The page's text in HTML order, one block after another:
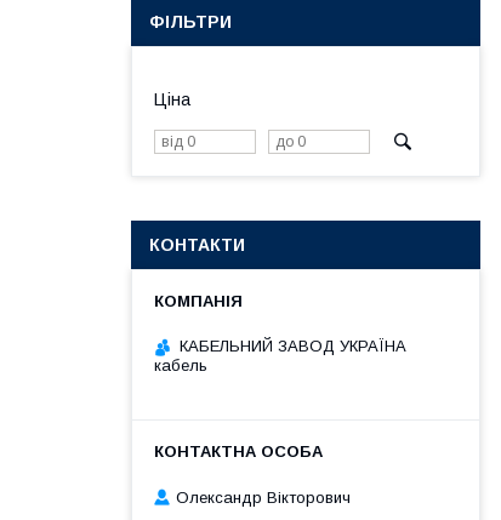
ФІЛЬТРИ
Ціна
КОНТАКТИ
КАБЕЛЬНИЙ ЗАВОД УКРАЇНА
кабель
Олександр Вікторович